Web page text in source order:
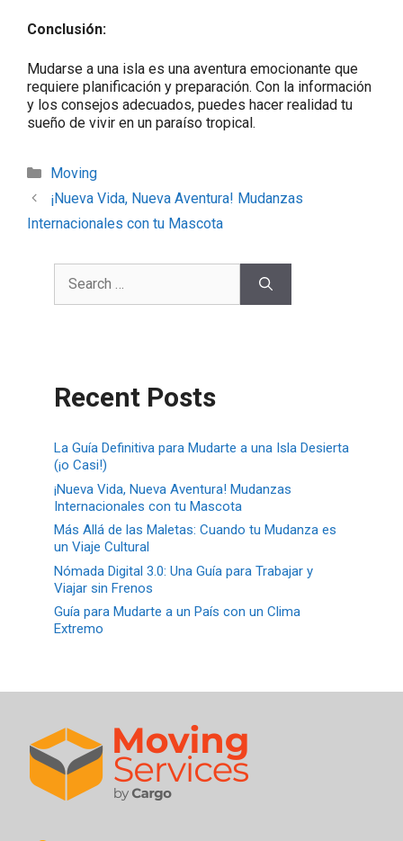
Conclusión:
Mudarse a una isla es una aventura emocionante que
requiere planificación y preparación. Con la información
y los consejos adecuados, puedes hacer realidad tu
sueño de vivir en un paraíso tropical.
Moving
¡Nueva Vida, Nueva Aventura! Mudanzas
Internacionales con tu Mascota
Recent Posts
La Guía Definitiva para Mudarte a una Isla Desierta
(¡o Casi!)
¡Nueva Vida, Nueva Aventura! Mudanzas
Internacionales con tu Mascota
Más Allá de las Maletas: Cuando tu Mudanza es
un Viaje Cultural
Nómada Digital 3.0: Una Guía para Trabajar y
Viajar sin Frenos
Guía para Mudarte a un País con un Clima
Extremo